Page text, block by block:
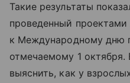
Такие результаты
проведенный
к Международному дню
отмечаемому 1 октября.
выяснить, как у